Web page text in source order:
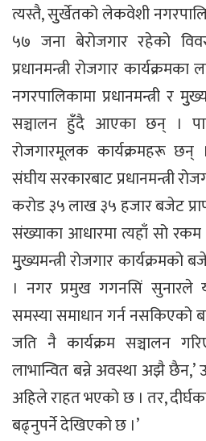
त्यस्तै, सुुर्खेतको लेकवेशी
५७ जना बेरोजगार रहेको
प्रधानमन्त्री रोजगार
नगरपालिकामा प्रधानमन्त्री र
सञ्चालन हुँदै आएका छन् ।
रोजगारमूलक कार्यक्रमहरू छन्
संघीय सरकारबाट प्रधानमन्त्री
करोड ३५ लाख ३५ हजार बजेट
संख्याका आधारमा त्यहाँ सो
मुुख्यमन्त्री रोजगार कार्यक्रमको
। नगर प्रमुख गगनसिं सुनारले
समस्या समाधान गर्न नसकिएको
जति नै कार्यक्रम सञ्चालन
लाभान्वित बन्ने अवस्था अझै
अहिले राहत भएको छ । तर,
बढ्नुपर्ने देखिएको छ ।’